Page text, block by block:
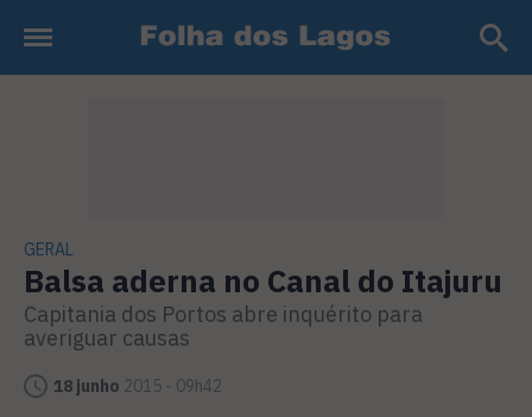
GERAL
Balsa aderna no Canal do Itajuru
Capitania dos Portos abre inquérito para
averiguar causas
18 junho 2015 - 09h42